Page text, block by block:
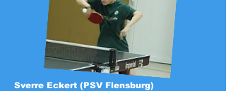
Sverre Eckert (PSV Flensburg)